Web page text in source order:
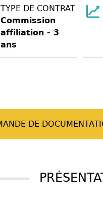
TYPE DE CONTRAT
Commission
affiliation - 3
ans
DE